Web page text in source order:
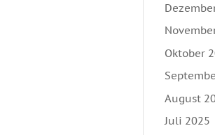
Oktober
August
Juli 2025